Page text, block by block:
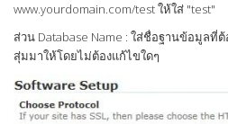
www.yourdomain.com/test ให้ใส่ "test"
ส่วน Database Name : ใส่ชื่อฐานข้อมูลที่
สุ่มมาให้โดยไม่ต้องแก้ไขใดๆ